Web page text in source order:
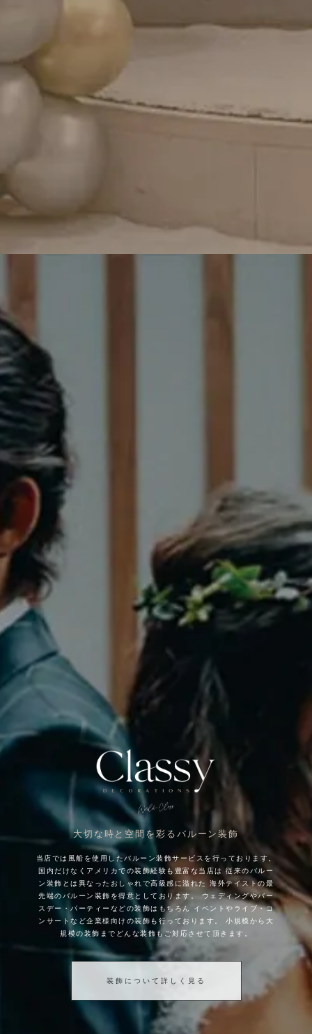
大切な時と空間を彩るバルーン装飾
当店では風船を使用したバルーン装飾サービスを行っております。
国内だけなくアメリカでの装飾経験も豊富な当店は 従来のバルー
ン装飾とは異なったおしゃれで高級感に溢れた
海外テイストの最
先端のバルーン装飾を得意としております。
ウェディングやバー
スデー・パーティーなどの装飾はもちろん
イベントやライブ・コ
ンサートなど企業様向けの装飾も行っております。
小規模から大
規模の装飾までどんな装飾もご対応させて頂きます。
装飾について詳しく見る